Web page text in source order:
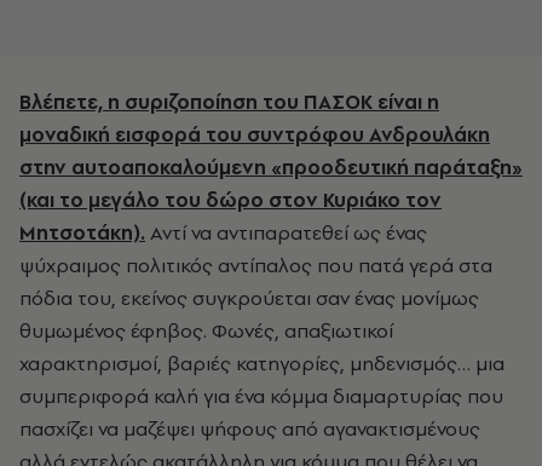
Βλέπετε, η συριζοποίηση του ΠΑΣΟΚ είναι η
μοναδική εισφορά του συντρόφου Ανδρουλάκη
στην αυτοαποκαλούμενη «προοδευτική παράταξη»
(και το μεγάλο του δώρο στον Κυριάκο τον
Μητσοτάκη). Αντί να αντιπαρατεθεί ως ένας
ψύχραιμος πολιτικός αντίπαλος που πατά γερά στα
πόδια του, εκείνος συγκρούεται σαν ένας μονίμως
θυμωμένος έφηβος. Φωνές, απαξιωτικοί
χαρακτηρισμοί, βαριές κατηγορίες, μηδενισμός… μια
συμπεριφορά καλή για ένα κόμμα διαμαρτυρίας που
πασχίζει να μαζέψει ψήφους από αγανακτισμένους